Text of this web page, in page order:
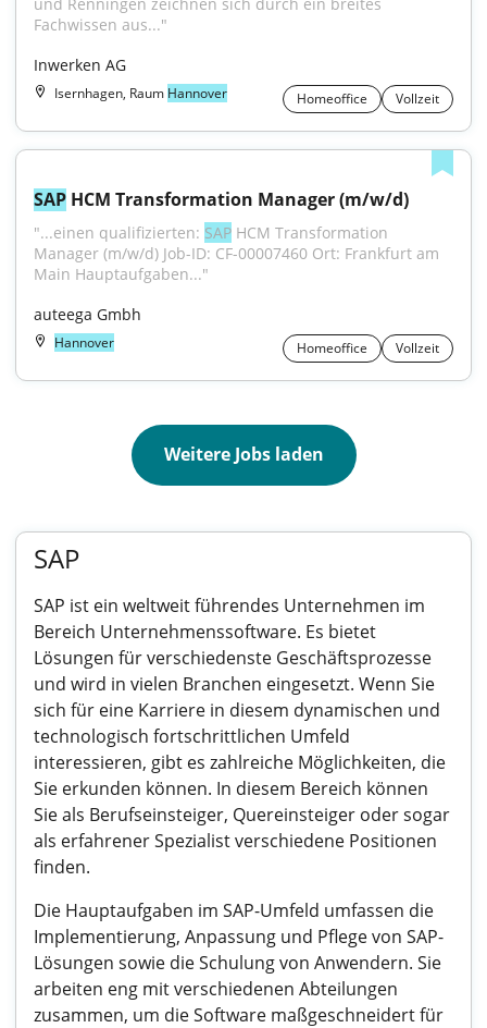
Fachwissen aus..."
Inwerken AG
Isernhagen, Raum Hannover Homeoffice Vollzeit
SAP HCM Transformation Manager (m/w/d)
"...einen qualifizierten: SAP HCM Transformation
Manager (m/w/d) Job-ID: CF-00007460 Ort: Frankfurt am
Main Hauptaufgaben..."
auteega Gmbh
Hannover Homeoffice Vollzeit
Weitere Jobs laden
SAP
SAP ist ein weltweit führendes Unternehmen im
Bereich Unternehmenssoftware. Es bietet
Lösungen für verschiedenste Geschäftsprozesse
und wird in vielen Branchen eingesetzt. Wenn Sie
sich für eine Karriere in diesem dynamischen und
technologisch fortschrittlichen Umfeld
interessieren, gibt es zahlreiche Möglichkeiten, die
Sie erkunden können. In diesem Bereich können
Sie als Berufseinsteiger, Quereinsteiger oder sogar
als erfahrener Spezialist verschiedene Positionen
finden.
Die Hauptaufgaben im SAP-Umfeld umfassen die
Implementierung, Anpassung und Pflege von SAP-
Lösungen sowie die Schulung von Anwendern. Sie
arbeiten eng mit verschiedenen Abteilungen
zusammen, um die Software maßgeschneidert für